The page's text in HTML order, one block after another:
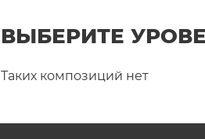
ВЫБЕРИТЕ
Таких композиций нет